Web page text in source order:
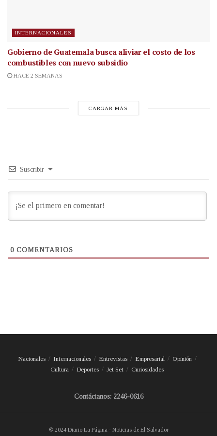
INTERNACIONALES
Gobierno de Guatemala busca aliviar el costo de los
combustibles con nuevo subsidio
HACE 2 SEMANAS
CARGAR MÁS
Suscribir
0 COMENTARIOS
Nacionales Internacionales Entrevistas Empresarial
Opinión
Cultura
Deportes Jet Set Curiosidades
Contáctanos: 2246-0616
© 2024 Diario La Página - Noticias de El Salvador